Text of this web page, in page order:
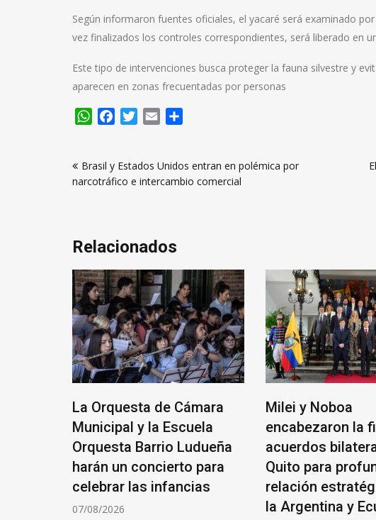
Según informaron fuentes oficiales, el yacaré será examinado
vez finalizados los controles correspondientes, será liberado en
Este tipo de intervenciones busca proteger la fauna silvestre y
aparecen en zonas frecuentadas por personas
WhatsApp
FacebookTwitter
Email
deBrasil y Estados Unidos entran en polémica por
narcotráfico e intercambio comercial
Relacionados
La Orquesta de Cámara
Municipal y la Escuela
Orquesta Barrio Ludueña
harán un concierto para
celebrar las infancias
07/08/2026
Milei y Noboa
encabezaron la
acuerdos
Quito para
relación
la Argentina y